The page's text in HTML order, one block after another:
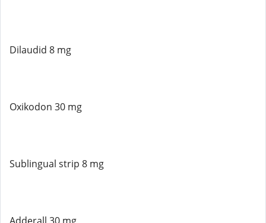
Dilaudid 8 mg
Oxikodon 30 mg
Sublingual strip 8 mg